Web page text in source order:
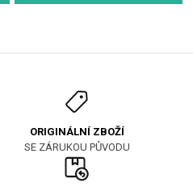
ORIGINÁLNÍ ZBOŽÍ
SE ZÁRUKOU PŮVODU